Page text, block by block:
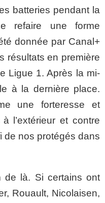
batteries pendant la
refaire une forme
donnée par Canal+
résultats en première
Ligue 1. Après la mi-
à la dernière place.
une forteresse et
l’extérieur et contre
de nos protégés dans
de là. Si certains ont
Rouault, Nicolaisen,